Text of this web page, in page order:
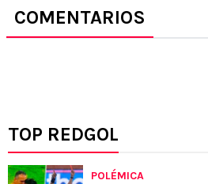
COMENTARIOS
TOP REDGOL
POLÉMICA